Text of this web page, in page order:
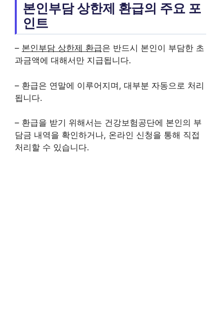
본인부담 상한제 환급의 주요 포
인트
– 본인부담 상한제 환급은 반드시 본인이 부담한 초
과금액에 대해서만 지급됩니다.
– 환급은 연말에 이루어지며, 대부분 자동으로 처리
됩니다.
– 환급을 받기 위해서는 건강보험공단에 본인의 부
담금 내역을 확인하거나, 온라인 신청을 통해 직접
처리할 수 있습니다.